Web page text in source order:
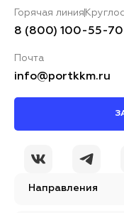
Направления
Горячая линия
8 (800) 100-55-70
Почта
info@portkkm.ru